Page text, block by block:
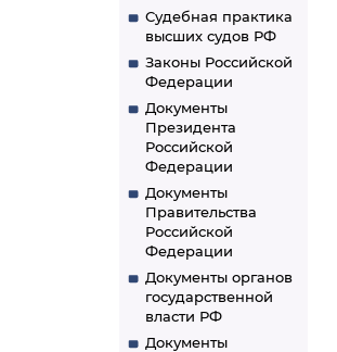
Судебная практика
высших судов РФ
Законы Российской
Федерации
Документы
Президента
Российской
Федерации
Документы
Правительства
Российской
Федерации
Документы органов
государственной
власти РФ
Документы